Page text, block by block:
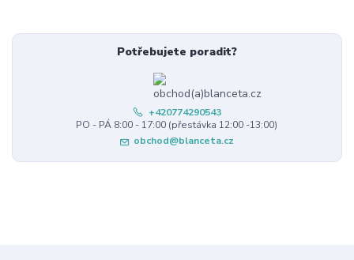
Potřebujete poradit?
+420774290543
PO - PÁ 8:00 - 17:00 (přestávka 12:00 -13:00)
obchod@blanceta.cz